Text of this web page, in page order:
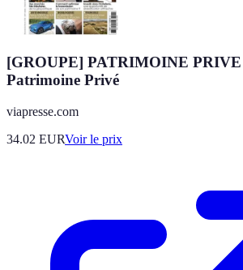
[GROUPE] PATRIMOINE
Patrimoine Privé
viapresse.com
34.02 EURVoir le prix